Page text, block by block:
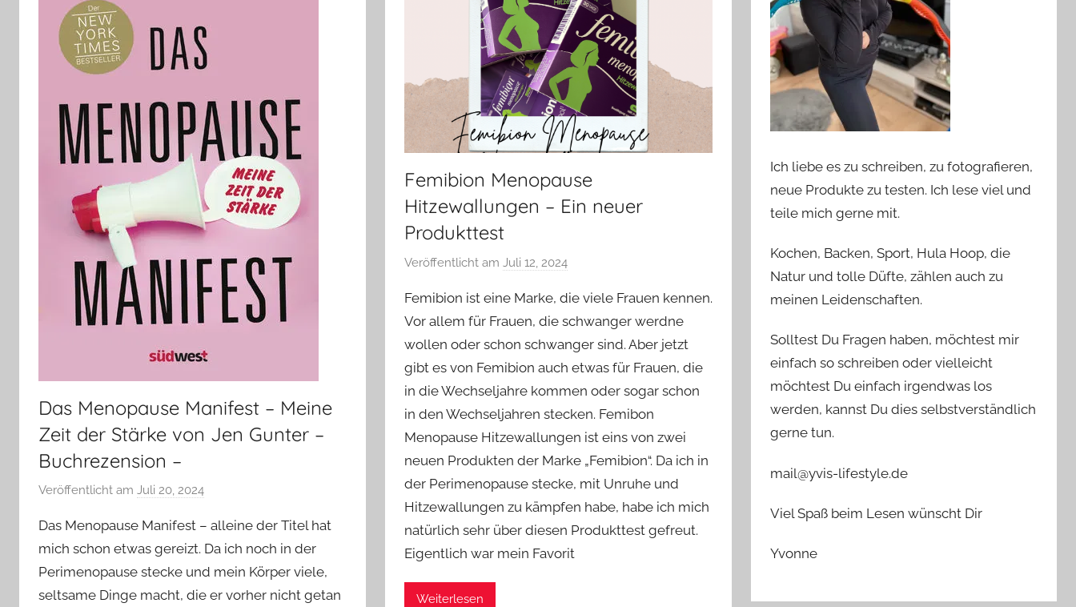
Das Menopause Manifest – Meine
Zeit der Stärke von Jen Gunter –
Buchrezension –
Veröffentlicht am Juli 20, 2024
n
Y
v
o
Das Menopause Manifest – alleine der Titel hat
mich schon etwas gereizt. Da ich noch in der
Perimenopause stecke und mein Körper viele,
seltsame Dinge macht, die er vorher nicht getan
Femibion Menopause
Hitzewallungen – Ein neuer
Produkttest
Veröffentlicht amJuli 12, 2024
n
Y
v
o
n
n
Femibion ist eine Marke, die viele Frauen kennen.
Vor allem für Frauen, die schwanger werdne
wollen oder schon schwanger sind. Aber jetzt
gibt es von Femibion auch etwas für Frauen, die
in die Wechseljahre kommen oder sogar schon
in den Wechseljahren stecken. Femibon
Menopause Hitzewallungen ist eins von zwei
neuen Produkten der Marke „Femibion“. Da ich in
der Perimenopause stecke, mit Unruhe und
Hitzewallungen zu kämpfen habe, habe ich mich
natürlich sehr über diesen Produkttest gefreut.
Eigentlich war mein Favorit
Weiterlesen
Ich liebe es zu schreiben, zu fotografieren,
neue Produkte zu testen. Ich lese viel und
teile mich gerne mit.
Kochen, Backen, Sport, Hula Hoop, die
Natur und tolle Düfte, zählen auch zu
meinen Leidenschaften.
Solltest Du Fragen haben, möchtest mir
einfach so schreiben oder vielleicht
möchtest Du einfach irgendwas los
werden, kannst Du dies selbstverständlich
gerne tun.
mail@yvis-lifestyle.de
Viel Spaß beim Lesen wünscht Dir
Yvonne